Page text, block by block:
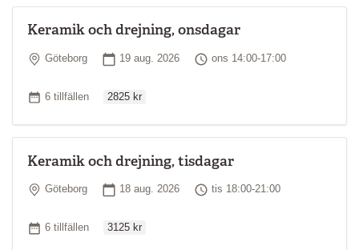
Keramik och drejning, onsdagar
Plats
Göteborg Startdatum
19 aug. 2026 Tid
ons 14:00-17:00
Antal tillfällen
6 tillfällen 2825 kr
Keramik och drejning, tisdagar
Plats
Göteborg Startdatum
18 aug. 2026 Tid
tis 18:00-21:00
Antal tillfällen
6 tillfällen 3125 kr